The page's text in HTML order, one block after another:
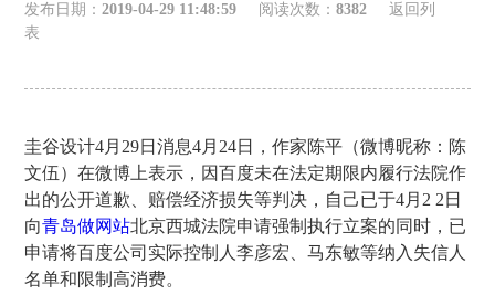
发布日期：2019-04-29 11:48:59 阅读次数：8382
返回列
表
圭谷设计4月29日消息4月24日，作家陈平（微博昵称：陈
文伍）在微博上表示，因百度未在法定期限内履行法院作
出的公开道歉、赔偿经济损失等判决，自己已于4月2 2日
向青岛做网站北京西城法院申请强制执行立案的同时，已
申请将百度公司实际控制人李彦宏、马东敏等纳入失信人
名单和限制高消费。